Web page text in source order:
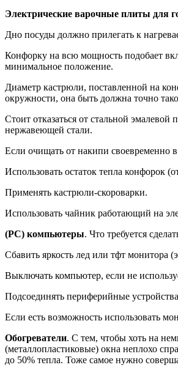
Электрические варочные плиты для
Дно посуды должно прилегать к
Конфорку на всю мощность подобает
минимальное положение.
Диаметр кастрюли, поставленной на
окружности, она быть должна точно
Стоит отказаться от стальной
нержавеющей стали.
Если очищать от накипи своевременно
Использовать остаток тепла конфорок
Применять кастрюли-скороварки.
Использовать чайник работающий на
(PC) компьютеры. Что требуется
Сбавить яркость лед или тфт монитора
Выключать компьютер, если не
Подсоединять периферийные
Если есть возможность использовать
Обогреватели. С тем, чтобы хоть на
(металлопластиковые) окна неплохо
до 50% тепла. Тоже самое нужно